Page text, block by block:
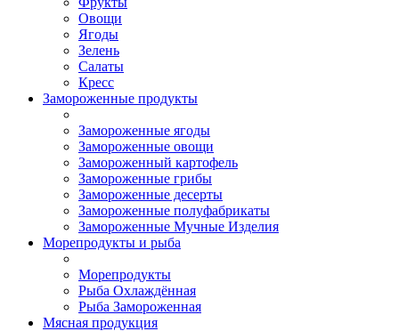
Овощи
Ягоды
Зелень
Салаты
Кресс
Замороженные продукты
Замороженные ягоды
Замороженные овощи
Замороженный картофель
Замороженные грибы
Замороженные десерты
Замороженные полуфабрикаты
Замороженные Мучные Изделия
Морепродукты и рыба
Морепродукты
Рыба Охлаждённая
Рыба Замороженная
Мясная продукция